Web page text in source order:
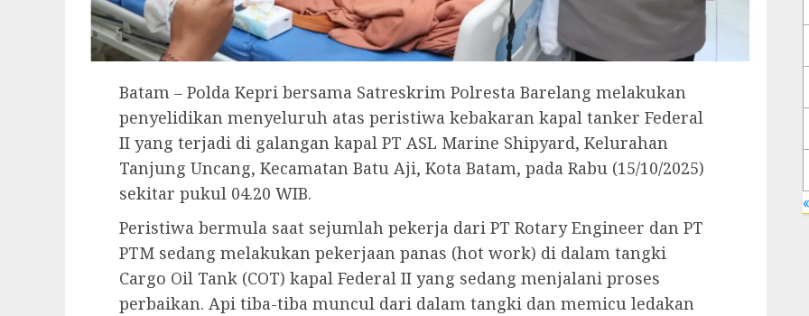
Batam – Polda Kepri bersama Satreskrim Polresta Barelang melakukan
penyelidikan menyeluruh atas peristiwa kebakaran kapal tanker Federal
II yang terjadi di galangan kapal PT ASL Marine Shipyard, Kelurahan
Tanjung Uncang, Kecamatan Batu Aji, Kota Batam, pada Rabu (15/10/2025)
sekitar pukul 04.20 WIB.
Peristiwa bermula saat sejumlah pekerja dari PT Rotary Engineer dan PT
PTM sedang melakukan pekerjaan panas (hot work) di dalam tangki
Cargo Oil Tank (COT) kapal Federal II yang sedang menjalani proses
perbaikan. Api tiba-tiba muncul dari dalam tangki dan memicu ledakan